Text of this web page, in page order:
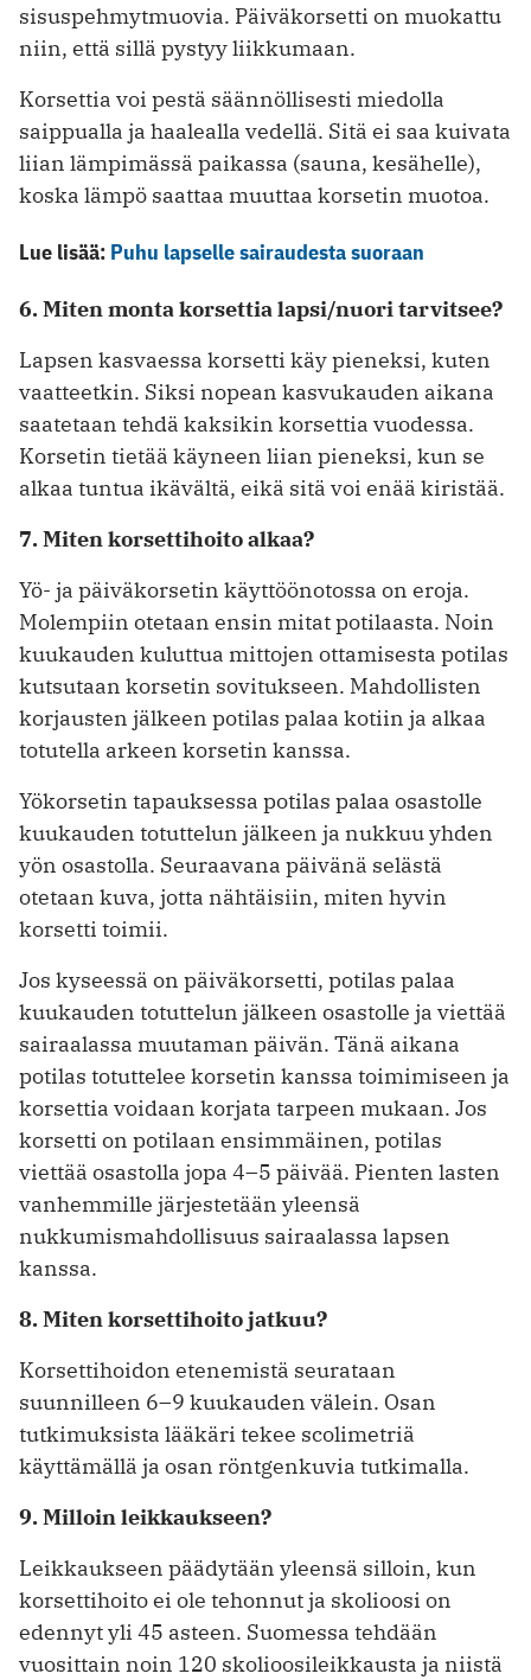
sisuspehmytmuovia. Päiväkorsetti on muokattu
niin, että sillä pystyy liikkumaan.
Korsettia voi pestä säännöllisesti miedolla
saippualla ja haalealla vedellä. Sitä ei saa kuivata
liian lämpimässä paikassa (sauna, kesähelle),
koska lämpö saattaa muuttaa korsetin muotoa.
Lue lisää: Puhu lapselle sairaudesta suoraan
6. Miten monta korsettia lapsi/nuori tarvitsee?
Lapsen kasvaessa korsetti käy pieneksi, kuten
vaatteetkin. Siksi nopean kasvukauden aikana
saatetaan tehdä kaksikin korsettia vuodessa.
Korsetin tietää käyneen liian pieneksi, kun se
alkaa tuntua ikävältä, eikä sitä voi enää kiristää.
7. Miten korsettihoito alkaa?
Yö- ja päiväkorsetin käyttöönotossa on eroja.
Molempiin otetaan ensin mitat potilaasta. Noin
kuukauden kuluttua mittojen ottamisesta potilas
kutsutaan korsetin sovitukseen. Mahdollisten
korjausten jälkeen potilas palaa kotiin ja alkaa
totutella arkeen korsetin kanssa.
Yökorsetin tapauksessa potilas palaa osastolle
kuukauden totuttelun jälkeen ja nukkuu yhden
yön osastolla. Seuraavana päivänä selästä
otetaan kuva, jotta nähtäisiin, miten hyvin
korsetti toimii.
Jos kyseessä on päiväkorsetti, potilas palaa
kuukauden totuttelun jälkeen osastolle ja viettää
sairaalassa muutaman päivän. Tänä aikana
potilas totuttelee korsetin kanssa toimimiseen ja
korsettia voidaan korjata tarpeen mukaan. Jos
korsetti on potilaan ensimmäinen, potilas
viettää osastolla jopa 4–5 päivää. Pienten lasten
vanhemmille järjestetään yleensä
nukkumismahdollisuus sairaalassa lapsen
kanssa.
8. Miten korsettihoito jatkuu?
Korsettihoidon etenemistä seurataan
suunnilleen 6–9 kuukauden välein. Osan
tutkimuksista lääkäri tekee scolimetriä
käyttämällä ja osan röntgenkuvia tutkimalla.
9. Milloin leikkaukseen?
Leikkaukseen päädytään yleensä silloin, kun
korsettihoito ei ole tehonnut ja skolioosi on
edennyt yli 45 asteen. Suomessa tehdään
vuosittain noin 120 skolioosileikkausta ja niistä